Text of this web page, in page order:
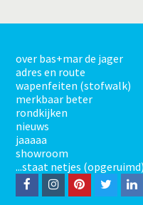
over bas+mar de jager
adres en route
wapenfeiten (stofwalk)
merkbaar beter
rondkijken
nieuws
jaaaaa
showroom
...staat netjes (opgeruimd)
I
T
L